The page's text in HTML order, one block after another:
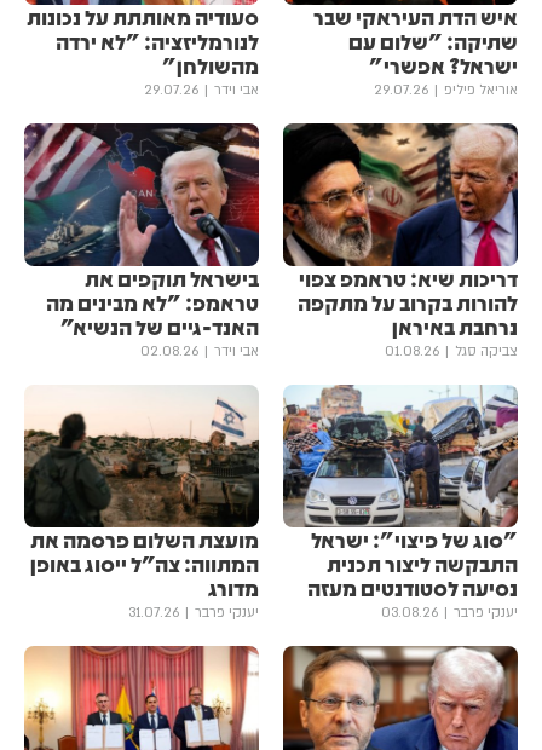
איש הדת העיראקי שבר
שתיקה: "שלום עם
ישראל? אפשרי"
אוריאל פיליפ 29.07.26
סעודיה מאותתת על נכונות
לנורמליזציה: "לא ירדה
מהשולחן"
אבי וידר 29.07.26
דריכות שיא: טראמפ צפוי
להורות בקרוב על מתקפה
נרחבת באיראן
צביקה סגל 01.08.26
בישראל תוקפים את
טראמפ: "לא מבינים מה
האנד-גיים של הנשיא"
אבי וידר 02.08.26
"סוג של פיצוי": ישראל
התבקשה ליצור תכנית
נסיעה לסטודנטים מעזה
יענקי פרבר 03.08.26
מועצת השלום פרסמה את
המתווה: צה"ל ייסוג באופן
מדורג
יענקי פרבר 31.07.26